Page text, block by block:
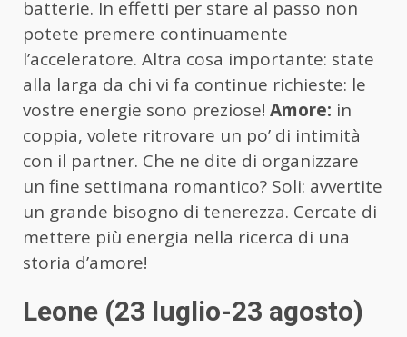
batterie. In effetti per stare al passo non
potete premere continuamente
l’acceleratore. Altra cosa importante: state
alla larga da chi vi fa continue richieste: le
vostre energie sono preziose! Amore: in
coppia, volete ritrovare un po’ di intimità
con il partner. Che ne dite di organizzare
un fine settimana romantico? Soli: avvertite
un grande bisogno di tenerezza. Cercate di
mettere più energia nella ricerca di una
storia d’amore!
Leone (23 luglio-23 agosto)